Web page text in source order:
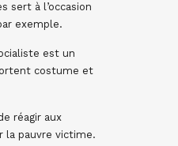
sert à l’occasion
exemple.
est un
costume et
réagir aux
la pauvre victime.